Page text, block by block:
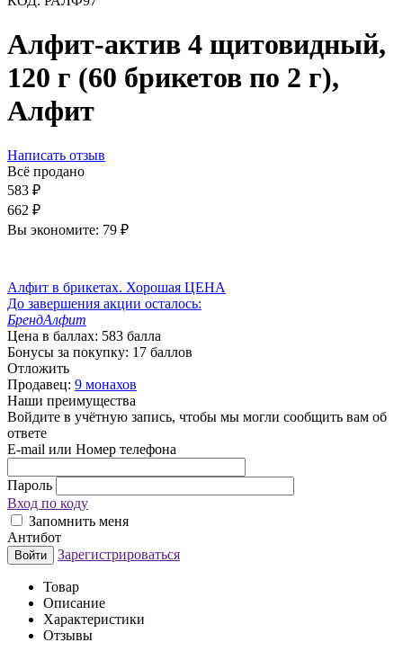
Алфит-актив 4 щитовидный,
120 г (60 брикетов по 2 г),
Алфит
Написать отзыв
Всё продано
583 ₽
662 ₽
Вы экономите: 79 ₽
Алфит в брикетах. Хорошая ЦЕНА
До завершения акции осталось:
БрендАлфит
Цена в баллах: 583 балла
Бонусы за покупку: 17 баллов
Отложить
Продавец: 9 монахов
Наши преимущества
Войдите в учётную запись, чтобы мы могли сообщить вам об
ответе
E-mail или Номер телефона
Пароль
Вход по коду
Запомнить меня
Антибот
Войти Зарегистрироваться
Товар
Описание
Характеристики
Отзывы